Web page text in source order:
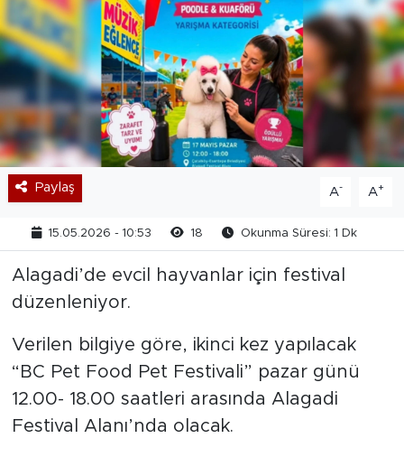
Paylaş A- A+
15.05.2026 - 10:53 18 Okunma Süresi: 1 Dk
Alagadi’de evcil hayvanlar için festival
düzenleniyor.
Verilen bilgiye göre, ikinci kez yapılacak
“BC Pet Food Pet Festivali” pazar günü
12.00- 18.00 saatleri arasında Alagadi
Festival Alanı’nda olacak.